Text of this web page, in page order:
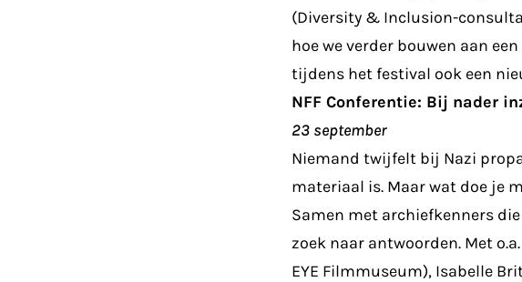
(Diversity & Inclusion-
hoe we verder bouwen aan
tijdens het festival ook een
NFF Conferentie: Bij nader
23 september
Niemand twijfelt bij Nazi
materiaal is. Maar wat doe je
Samen met archiefkenners
zoek naar antwoorden. Met
EYE Filmmuseum), Isabelle